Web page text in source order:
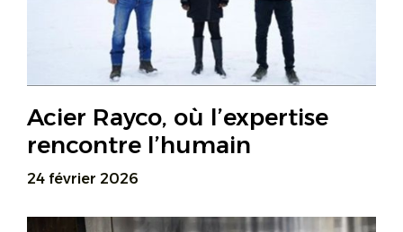
Acier Rayco, où l’expertise
rencontre l’humain
24 février 2026